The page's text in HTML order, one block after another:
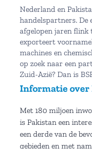
Nederland en
handelspartners. De
afgelopen jaren flink
exporteert
machines en
op zoek naar een
Zuid-Azië? Dan is
Informatie over
Met 180 miljoen
is Pakistan een
een derde van de
gebieden en met